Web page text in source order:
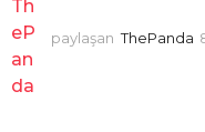
paylaşan ThePanda